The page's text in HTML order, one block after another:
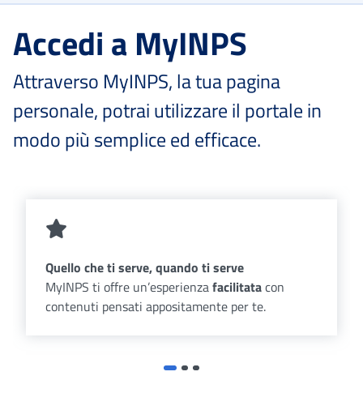
Accedi a MyINPS
Attraverso MyINPS, la tua pagina
personale, potrai utilizzare il portale in
modo più semplice ed efficace.
Quello che ti serve, quando ti serve
MyINPS ti offre un’esperienzafacilitatacon
contenuti pensati appositamente per te.